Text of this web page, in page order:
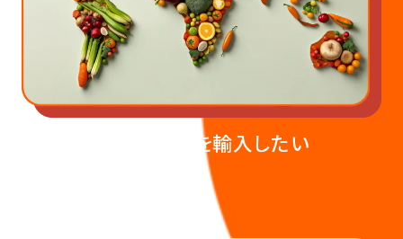
海外の⾷材を輸⼊したい